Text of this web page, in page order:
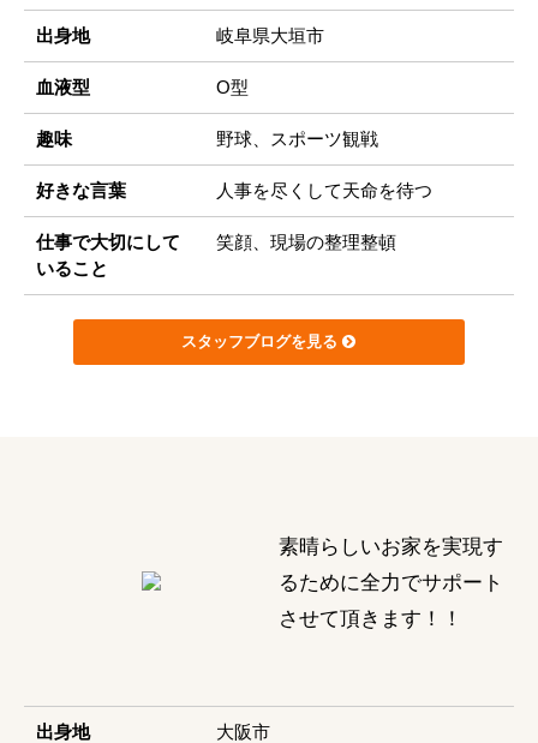
出身地 岐阜県大垣市
血液型 O型
趣味 野球、スポーツ観戦
好きな言葉 人事を尽くして天命を待つ
仕事で大切にして
いること
笑顔、現場の整理整頓
スタッフブログを見る
素晴らしいお家を実現す
るために全力でサポート
させて頂きます！！
出身地 大阪市